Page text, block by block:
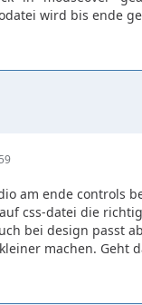
wird bis ende
am ende controls
css-datei die
bei design passt
machen. Geht